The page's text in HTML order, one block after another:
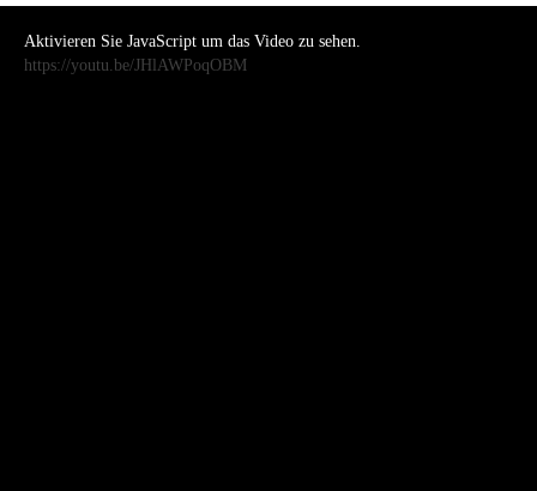
Aktivieren Sie JavaScript um das Video zu sehen.
https://youtu.be/JHlAWPoqOBM